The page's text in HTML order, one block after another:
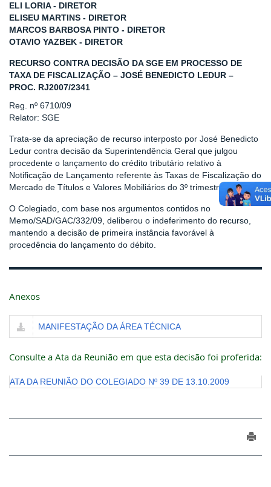
ELI LORIA - DIRETOR
ELISEU MARTINS - DIRETOR
MARCOS BARBOSA PINTO - DIRETOR
OTAVIO YAZBEK - DIRETOR
RECURSO CONTRA DECISÃO DA SGE EM PROCESSO DE
TAXA DE FISCALIZAÇÃO – JOSÉ BENEDICTO LEDUR –
PROC. RJ2007/2341
Reg. nº 6710/09
Relator: SGE
Trata-se da apreciação de recurso interposto por José Benedicto
Ledur contra decisão da Superintendência Geral que julgou
procedente o lançamento do crédito tributário relativo à
Notificação de Lançamento referente às Taxas de Fiscalização do
Mercado de Títulos e Valores Mobiliários do 3º trimestre de 2003.
O Colegiado, com base nos argumentos contidos no
Memo/SAD/GAC/332/09, deliberou o indeferimento do recurso,
mantendo a decisão de primeira instância favorável à
procedência do lançamento do débito.
Anexos
MANIFESTAÇÃO DA ÁREA TÉCNICA
Consulte a Ata da Reunião em que esta decisão foi proferida:
ATA DA REUNIÃO DO COLEGIADO Nº 39 DE 13.10.2009